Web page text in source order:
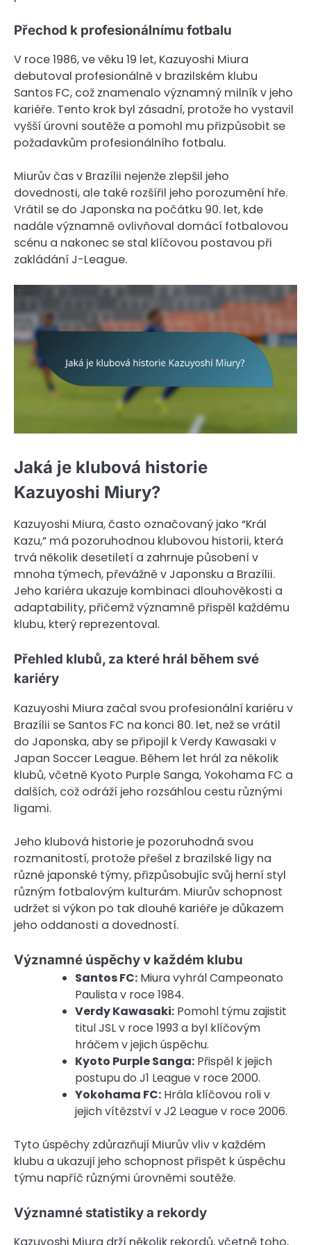
Přechod k profesionálnímu fotbalu
V roce 1986, ve věku 19 let, Kazuyoshi Miura
debutoval profesionálně v brazilském klubu
Santos FC, což znamenalo významný milník v jeho
kariéře. Tento krok byl zásadní, protože ho vystavil
vyšší úrovni soutěže a pomohl mu přizpůsobit se
požadavkům profesionálního fotbalu.
Miurův čas v Brazílii nejenže zlepšil jeho
dovednosti, ale také rozšířil jeho porozumění hře.
Vrátil se do Japonska na počátku 90. let, kde
nadále významně ovlivňoval domácí fotbalovou
scénu a nakonec se stal klíčovou postavou při
zakládání J-League.
Jaká je klubová historie
Kazuyoshi Miury?
Kazuyoshi Miura, často označovaný jako “Král
Kazu,” má pozoruhodnou klubovou historii, která
trvá několik desetiletí a zahrnuje působení v
mnoha týmech, převážně v Japonsku a Brazílii.
Jeho kariéra ukazuje kombinaci dlouhověkosti a
adaptability, přičemž významně přispěl každému
klubu, který reprezentoval.
Přehled klubů, za které hrál během své
kariéry
Kazuyoshi Miura začal svou profesionální kariéru v
Brazílii se Santos FC na konci 80. let, než se vrátil
do Japonska, aby se připojil k Verdy Kawasaki v
Japan Soccer League. Během let hrál za několik
klubů, včetně Kyoto Purple Sanga, Yokohama FC a
dalších, což odráží jeho rozsáhlou cestu různými
ligami.
Jeho klubová historie je pozoruhodná svou
rozmanitostí, protože přešel z brazilské ligy na
různé japonské týmy, přizpůsobujíc svůj herní styl
různým fotbalovým kulturám. Miurův schopnost
udržet si výkon po tak dlouhé kariéře je důkazem
jeho oddanosti a dovedností.
Významné úspěchy v každém klubu
Santos FC: Miura vyhrál Campeonato
Paulista v roce 1984.
Verdy Kawasaki: Pomohl týmu zajistit
titul JSL v roce 1993 a byl klíčovým
hráčem v jejich úspěchu.
Kyoto Purple Sanga: Přispěl k jejich
postupu do J1 League v roce 2000.
Yokohama FC: Hrála klíčovou roli v
jejich vítězství v J2 League v roce 2006.
Tyto úspěchy zdůrazňují Miurův vliv v každém
klubu a ukazují jeho schopnost přispět k úspěchu
týmu napříč různými úrovněmi soutěže.
Významné statistiky a rekordy